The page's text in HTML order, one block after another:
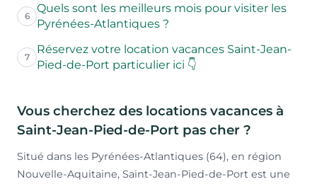
6
Quels sont les meilleurs mois pour visiter les
Pyrénées-Atlantiques ?
7
Réservez votre location vacances Saint-Jean-
Pied-de-Port particulier ici 👇
Vous cherchez des locations vacances à
Saint-Jean-Pied-de-Port pas cher ?
Situé dans les Pyrénées-Atlantiques (64), en région
Nouvelle-Aquitaine, Saint-Jean-Pied-de-Port est une